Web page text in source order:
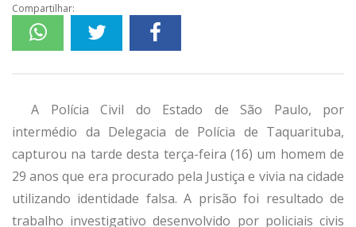
Compartilhar:
A Polícia Civil do Estado de São Paulo, por
intermédio da Delegacia de Polícia de Taquarituba,
capturou na tarde desta terça-feira (16) um homem de
29 anos que era procurado pela Justiça e vivia na cidade
utilizando identidade falsa. A prisão foi resultado de
trabalho investigativo desenvolvido por policiais civis